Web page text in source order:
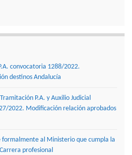
convocatoria 1288/2022.
destinos Andalucía
P.A. y Auxilio Judicial
2022. Modificación relación aprobados
formalmente al Ministerio que cumpla la
profesional